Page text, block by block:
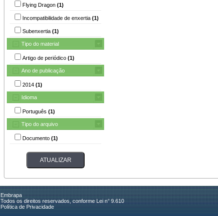
Flying Dragon (1)
Incompatibilidade de enxertia (1)
Subenxertia (1)
Tipo do material
Artigo de periódico (1)
Ano de publicação
2014 (1)
Idioma
Português (1)
Tipo do arquivo
Documento (1)
Embrapa
Todos os direitos reservados, conforme Lei n° 9.610
Política de Privacidade